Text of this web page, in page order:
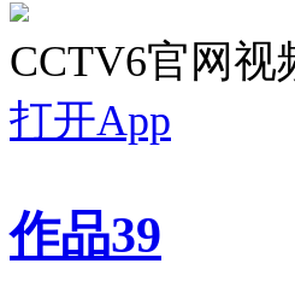
CCTV6官网视
打开App
作品39